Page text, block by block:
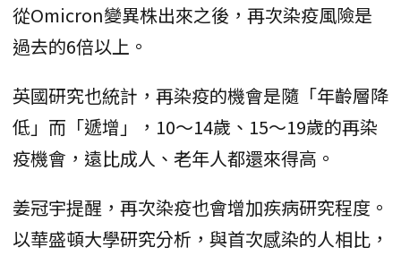
從Omicron變異株出來之後，再次染疫風險是
過去的6倍以上。
英國研究也統計，再染疫的機會是隨「年齡層降
低」而「遞增」，10～14歲、15～19歲的再染
疫機會，遠比成人、老年人都還來得高。
姜冠宇提醒，再次染疫也會增加疾病研究程度。
以華盛頓大學研究分析，與首次感染的人相比，